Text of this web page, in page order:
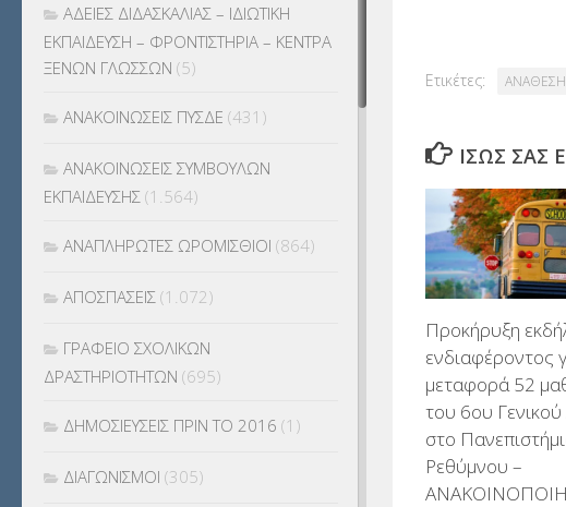
Ετικέτες: ΑΝΑΘΕΣΗ
ΊΣΩΣ ΣΑΣ
Προκήρυξη
ενδιαφέροντος
μεταφορά 52
του 6ου Γενικού
στο
Ρεθύμνου –
ΑΔΕΙΕΣ ΔΙΔΑΣΚΑΛΙΑΣ – ΙΔΙΩΤΙΚΗ
ΕΚΠΑΙΔΕΥΣΗ – ΦΡΟΝΤΙΣΤΗΡΙΑ – ΚΕΝΤΡΑ
ΞΕΝΩΝ ΓΛΩΣΣΩΝ (5)
ΑΝΑΚΟΙΝΩΣΕΙΣ ΠΥΣΔΕ (431)
ΑΝΑΚΟΙΝΩΣΕΙΣ ΣΥΜΒΟΥΛΩΝ
ΕΚΠΑΙΔΕΥΣΗΣ (1.564)
ΑΝΑΠΛΗΡΩΤΕΣ ΩΡΟΜΙΣΘΙΟΙ (864)
ΑΠΟΣΠΑΣΕΙΣ (1.072)
ΓΡΑΦΕΙΟ ΣΧΟΛΙΚΩΝ
ΔΡΑΣΤΗΡΙΟΤΗΤΩΝ (695)
ΔΗΜΟΣΙΕΥΣΕΙΣ ΠΡΙΝ ΤΟ 2016 (1)
ΔΙΑΓΩΝΙΣΜΟΙ (305)